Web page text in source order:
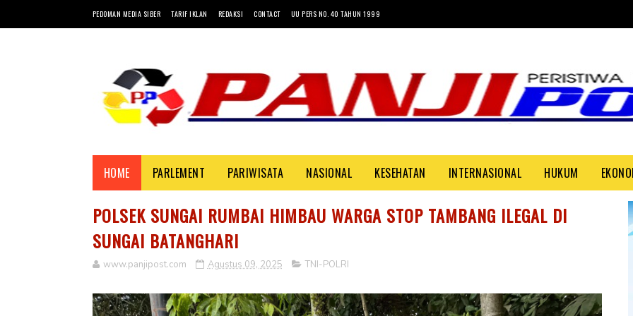
PEDOMAN MEDIA SIBER TARIF IKLAN REDAKSI CONTACT UU PERS NO. 40 TAHUN 1999
HOME PARLEMENT PARIWISATA NASIONAL KESEHATAN INTERNASIONAL HUKUM
POLSEK SUNGAI RUMBAI HIMBAU WARGA STOP TAMBANG ILEGAL DI
SUNGAI BATANGHARI
www.panjipost.com Agustus 09, 2025 TNI-POLRI